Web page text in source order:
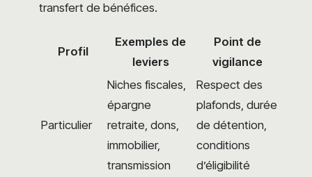
transfert de bénéfices.
Profil
Exemples de
leviers
Point de
vigilance
Particulier
Niches fiscales,
épargne
retraite, dons,
immobilier,
transmission
Respect des
plafonds, durée
de détention,
conditions
d’éligibilité